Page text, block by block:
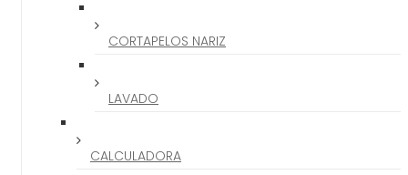
CORTAPELOS NARIZ
LAVADO
CALCULADORA